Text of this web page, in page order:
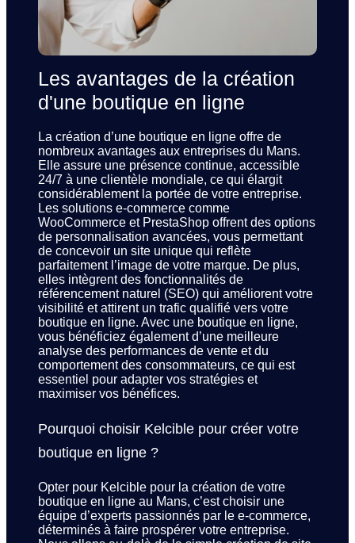
Les avantages de la création
d'une boutique en ligne
La création d’une boutique en ligne offre de
nombreux avantages aux entreprises du Mans.
Elle assure une présence continue, accessible
24/7 à une clientèle mondiale, ce qui élargit
considérablement la portée de votre entreprise.
Les solutions e-commerce comme
WooCommerce et PrestaShop offrent des options
de personnalisation avancées, vous permettant
de concevoir un site unique qui reflète
parfaitement l’image de votre marque. De plus,
elles intègrent des fonctionnalités de
référencement naturel (SEO) qui améliorent votre
visibilité et attirent un trafic qualifié vers votre
boutique en ligne. Avec une boutique en ligne,
vous bénéficiez également d’une meilleure
analyse des performances de vente et du
comportement des consommateurs, ce qui est
essentiel pour adapter vos stratégies et
maximiser vos bénéfices.
Pourquoi choisir Kelcible pour créer votre
boutique en ligne ?
Opter pour Kelcible pour la création de votre
boutique en ligne au Mans, c’est choisir une
équipe d’experts passionnés par le e-commerce,
déterminés à faire prospérer votre entreprise.